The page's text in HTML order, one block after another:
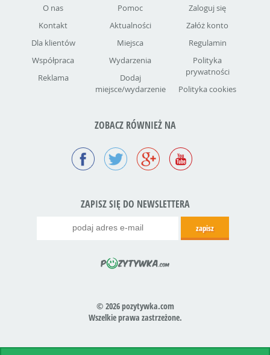
O nas
Kontakt
Dla klientów
Współpraca
Reklama
Pomoc
Aktualności
Miejsca
Wydarzenia
Dodaj
miejsce/wydarzenie
Zaloguj się
Załóż konto
Regulamin
Polityka
prywatności
Polityka cookies
ZOBACZ RÓWNIEŻ NA
ZAPISZ SIĘ DO NEWSLETTERA
© 2026 pozytywka.com
Wszelkie prawa zastrzeżone.